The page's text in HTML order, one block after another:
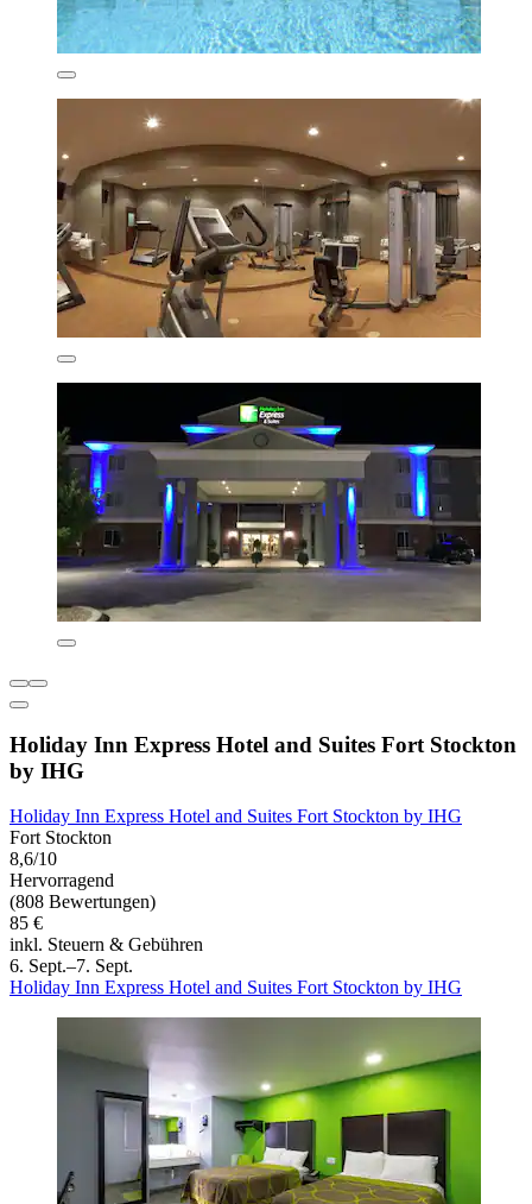
Holiday Inn Express Hotel and Suites Fort Stockton
by IHG
Holiday Inn Express Hotel and Suites Fort Stockton by IHG
Fort Stockton
8,6/10
Hervorragend
(808 Bewertungen)
85 €
inkl. Steuern & Gebühren
6. Sept.–7. Sept.
Holiday Inn Express Hotel and Suites Fort Stockton by IHG